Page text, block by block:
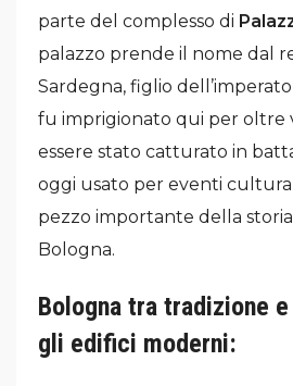
parte del complesso di
palazzo prende il nome dal
Sardegna, figlio
fu imprigionato qui per oltre
essere stato catturato in
oggi usato per eventi
pezzo importante della
Bologna.
Bologna tra tradizione
gli edifici moderni: